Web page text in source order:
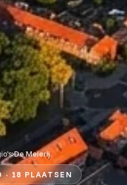
›De Meierij
· 18 PLAATSEN